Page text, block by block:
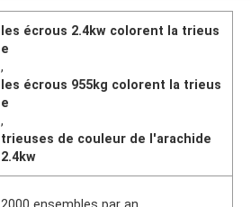
les écrous 2.4kw colorent la trieus
e
,
les écrous 955kg colorent la trieus
e
,
trieuses de couleur de l'arachide
2.4kw
2000 ensembles par an